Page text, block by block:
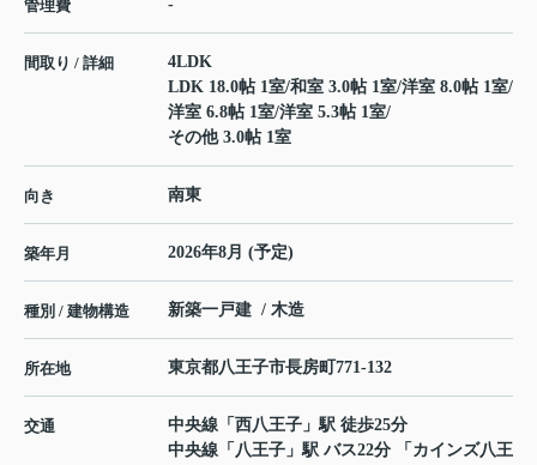
管理費 -
間取り / 詳細
4LDK
LDK 18.0帖 1室/和室 3.0帖 1室/洋室 8.0帖 1室/
洋室 6.8帖 1室/洋室 5.3帖 1室/
その他 3.0帖 1室
向き 南東
築年月 2026年8月 (予定)
種別 / 建物構造 新築一戸建 / 木造
所在地 東京都八王子市長房町 771-132
交通 中央線 「 西八王子 」駅 徒歩25分
中央線 「 八王子 」駅 バス22分 「カインズ八王